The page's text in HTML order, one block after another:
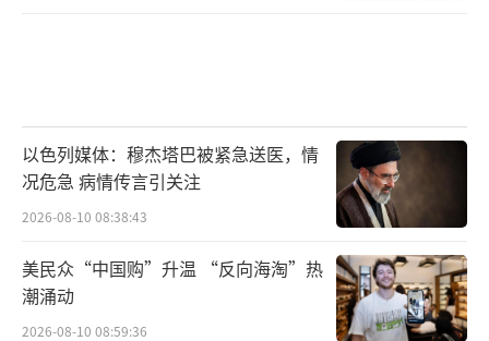
以色列媒体：穆杰塔巴被紧急送医，情
况危急 病情传言引关注
2026-08-10 08:38:43
美民众“中国购”升温 “反向海淘”热
潮涌动
2026-08-10 08:59:36